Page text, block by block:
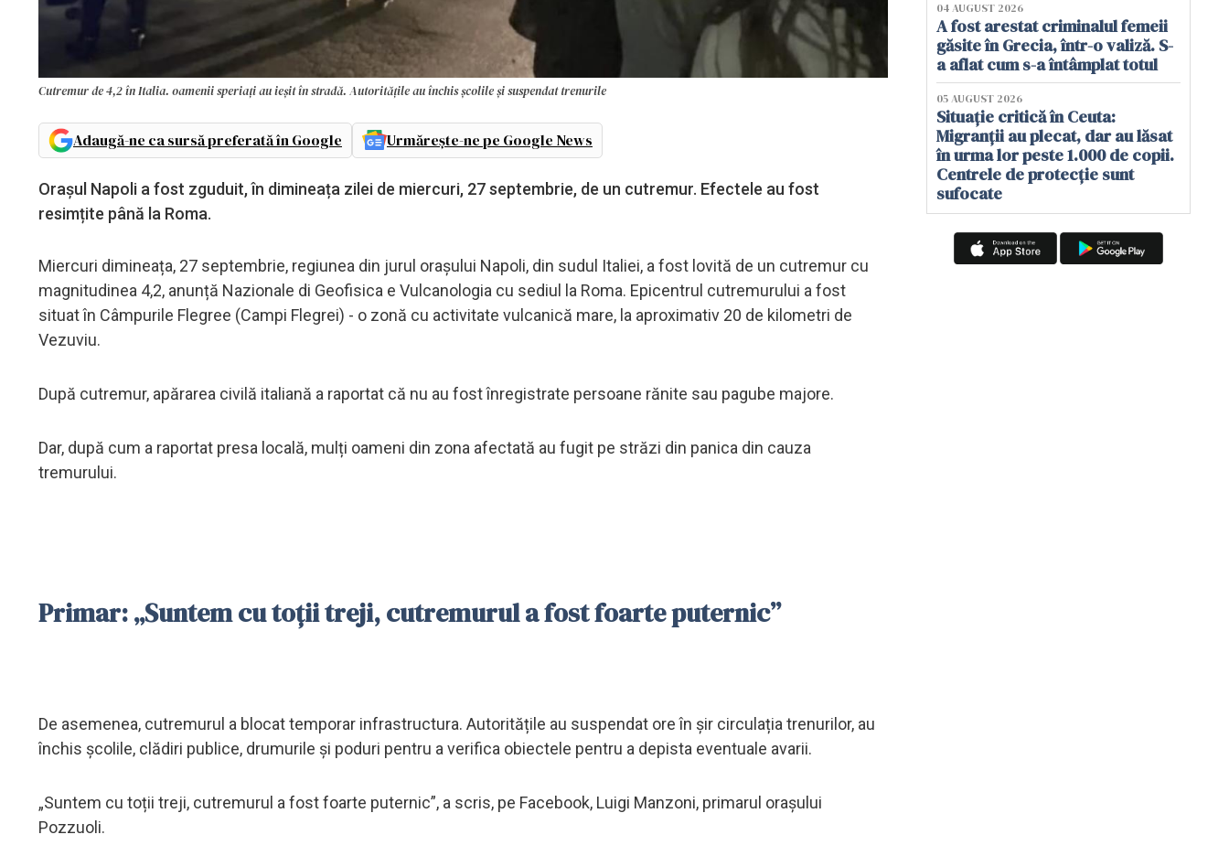
Cutremur de 4,2 în Italia. oamenii speriați au ieșit în stradă. Autoritățile au închis școlile și suspendat trenurile
Adaugă-ne ca sursă preferată în Google Urmărește-ne pe Google News
Orașul Napoli a fost zguduit, în dimineața zilei de miercuri, 27 septembrie, de un cutremur. Efectele au fost
resimțite până la Roma.
Miercuri dimineața, 27 septembrie, regiunea din jurul orașului Napoli, din sudul Italiei, a fost lovită de un cutremur cu
magnitudinea 4,2, anunță Nazionale di Geofisica e Vulcanologia cu sediul la Roma. Epicentrul cutremurului a fost
situat în Câmpurile Flegree (Campi Flegrei) - o zonă cu activitate vulcanică mare, la aproximativ 20 de kilometri de
Vezuviu.
După cutremur, apărarea civilă italiană a raportat că nu au fost înregistrate persoane rănite sau pagube majore.
Dar, după cum a raportat presa locală, mulți oameni din zona afectată au fugit pe străzi din panica din cauza
tremurului.
Primar: „Suntem cu toții treji, cutremurul a fost foarte puternic”
De asemenea, cutremurul a blocat temporar infrastructura. Autoritățile au suspendat ore în șir circulația trenurilor, au
închis școlile, clădiri publice, drumurile și poduri pentru a verifica obiectele pentru a depista eventuale avarii.
„Suntem cu toții treji, cutremurul a fost foarte puternic”, a scris, pe Facebook, Luigi Manzoni, primarul orașului
Pozzuoli.
04 AUGUST 2026
A fost arestat criminalul femeii
găsite în Grecia, într-o valiză. S-
a aflat cum s-a întâmplat totul
05 AUGUST 2026
Situație critică în Ceuta:
Migranții au plecat, dar au lăsat
în urma lor peste 1.000 de copii.
Centrele de protecție sunt
sufocate